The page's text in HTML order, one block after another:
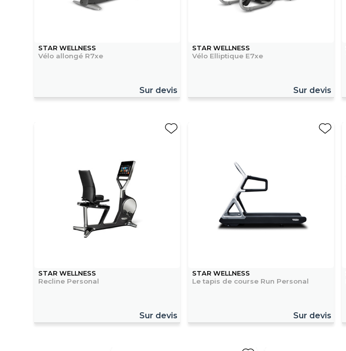
STAR WELLNESS
Vélo allongé R7xe
Sur devis
STAR WELLNESS
Vélo Elliptique E7xe
Sur devis
STAR WELLNESS
Recline Personal
Sur devis
STAR WELLNESS
Le tapis de course Run Personal
Sur devis